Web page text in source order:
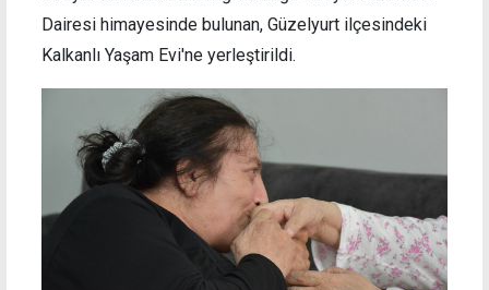
Dairesi himayesinde bulunan, Güzelyurt ilçesindeki
Kalkanlı Yaşam Evi'ne yerleştirildi.